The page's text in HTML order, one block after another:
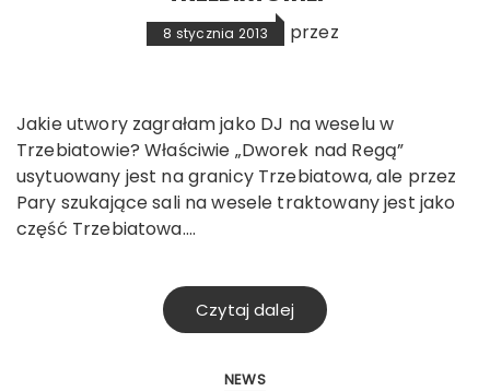
8 stycznia 2013 przez
Jakie utwory zagrałam jako DJ na weselu w
Trzebiatowie? Właściwie „Dworek nad Regą”
usytuowany jest na granicy Trzebiatowa, ale przez
Pary szukające sali na wesele traktowany jest jako
część Trzebiatowa….
Czytaj dalej
NEWS